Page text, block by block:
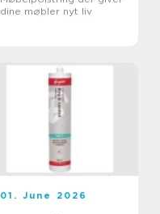
dine møbler nyt liv
01. June 2026